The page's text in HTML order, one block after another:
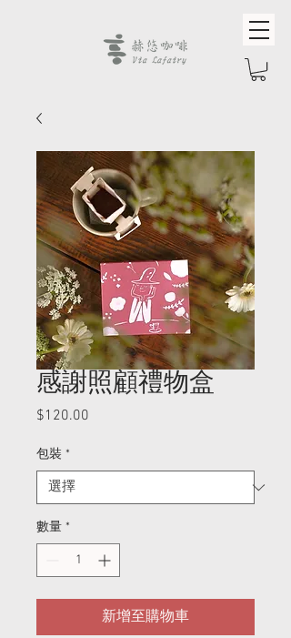
感謝照顧禮物盒
$120.00
包裝 *
數量 *
新增至購物車